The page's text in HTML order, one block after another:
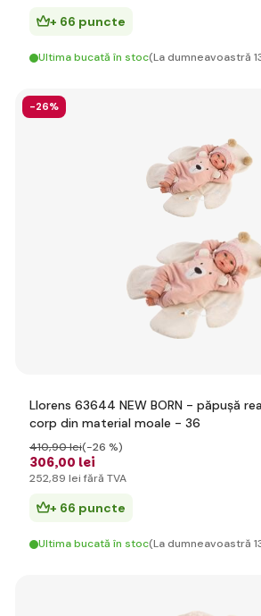
+ 66 puncte
Ultima bucată în stoc(La dumneavoastră
-26%
Llorens 63644 NEW BORN - păpușă
corp din material moale - 36
306,00 lei
410,90 lei(-26 %)
252,89 lei fără TVA
+ 66 puncte
Ultima bucată în stoc(La dumneavoastră